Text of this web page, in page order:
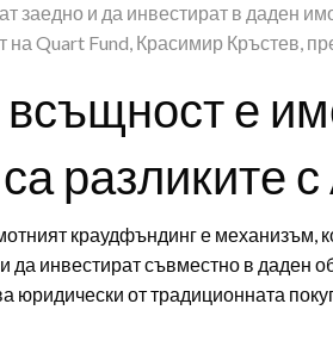
заедно и да инвестират в даден
на Quart Fund, Красимир Кръстев,
всъщност е
са разликите
краудфъндинг е механизъм,
да инвестират съвместно в даден
юридически от традиционната